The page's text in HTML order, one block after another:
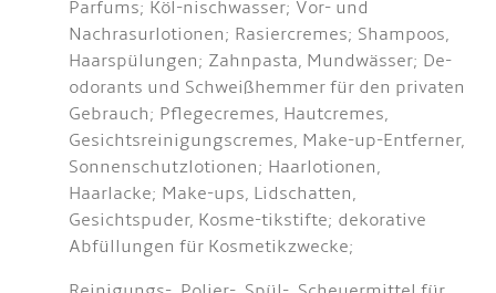
Parfums; Köl-nischwasser; Vor- und
Nachrasurlotionen; Rasiercremes; Shampoos,
Haarspülungen; Zahnpasta, Mundwässer; De-
odorants und Schweißhemmer für den privaten
Gebrauch; Pflegecremes, Hautcremes,
Gesichtsreinigungscremes, Make-up-Entferner,
Sonnenschutzlotionen; Haarlotionen,
Haarlacke; Make-ups, Lidschatten,
Gesichtspuder, Kosme-tikstifte; dekorative
Abfüllungen für Kosmetikzwecke;